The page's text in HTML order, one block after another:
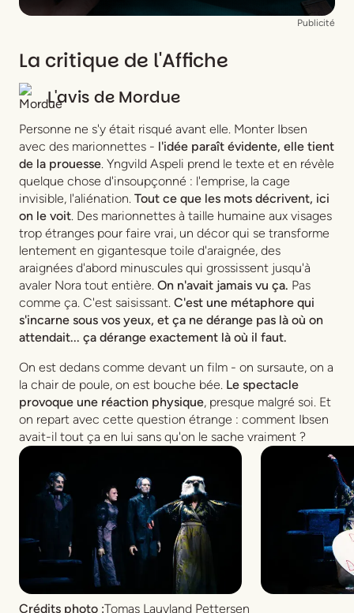
Publicité
La critique de l'Affiche
L'avis de Mordue
Personne ne s'y était risqué avant elle. Monter Ibsen
avec des marionnettes - l'idée paraît évidente, elle tient
de la prouesse. Yngvild Aspeli prend le texte et en révèle
quelque chose d'insoupçonné : l'emprise, la cage
invisible, l'aliénation. Tout ce que les mots décrivent, ici
on le voit. Des marionnettes à taille humaine aux visages
trop étranges pour faire vrai, un décor qui se transforme
lentement en gigantesque toile d'araignée, des
araignées d'abord minuscules qui grossissent jusqu'à
avaler Nora tout entière. On n'avait jamais vu ça. Pas
comme ça. C'est saisissant. C'est une métaphore qui
s'incarne sous vos yeux, et ça ne dérange pas là où on
attendait... ça dérange exactement là où il faut.
On est dedans comme devant un film - on sursaute, on a
la chair de poule, on est bouche bée. Le spectacle
provoque une réaction physique, presque malgré soi. Et
on repart avec cette question étrange : comment Ibsen
avait-il tout ça en lui sans qu'on le sache vraiment ?
Crédits photo :Tomas Lauvland Pettersen